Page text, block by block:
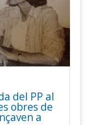
del PP al
obres de
a